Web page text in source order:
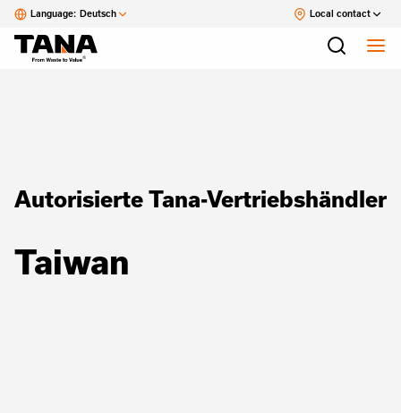
Language: Deutsch Local contact
Autorisierte Tana-Vertriebshändler
Taiwan